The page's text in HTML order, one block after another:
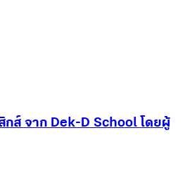
ส์ จาก Dek-D School โดยผู้